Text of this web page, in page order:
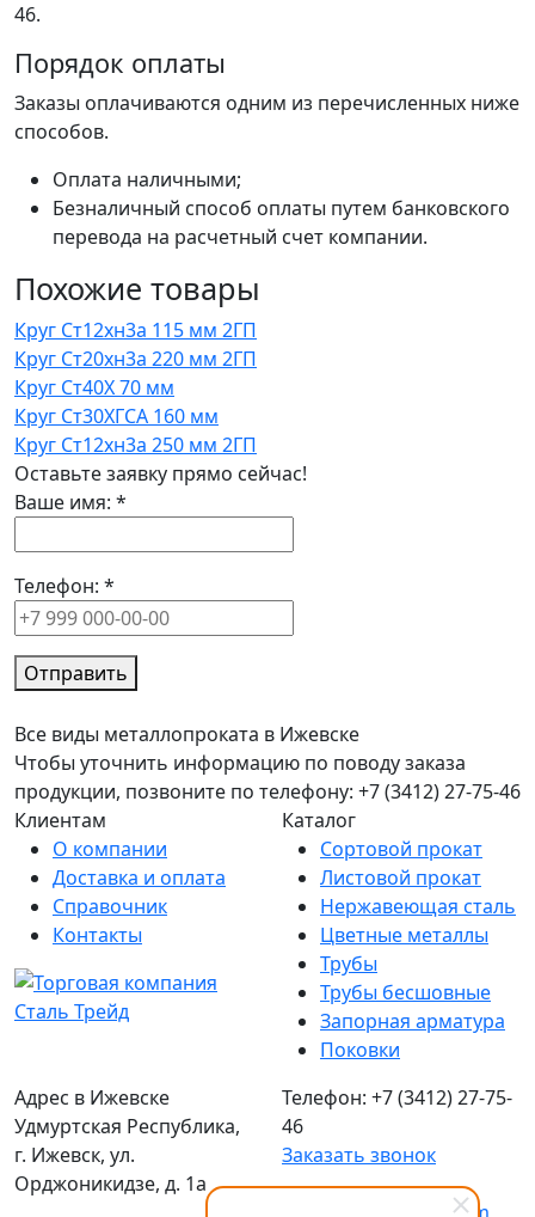
46.
Порядок оплаты
Заказы оплачиваются одним из перечисленных ниже
способов.
Оплата наличными;
Безналичный способ оплаты путем банковского
перевода на расчетный счет компании.
Похожие товары
Круг Ст12хн3а 115 мм 2ГП
Круг Ст20хн3а 220 мм 2ГП
Круг Ст40Х 70 мм
Круг Ст30ХГСА 160 мм
Круг Ст12хн3а 250 мм 2ГП
Оставьте заявку прямо сейчас!
Ваше имя: *
Телефон: *
Отправить
Все виды металлопроката в Ижевске
Чтобы уточнить информацию по поводу заказа
продукции, позвоните по телефону: +7 (3412) 27-75-46
Клиентам
О компании
Доставка и оплата
Справочник
Контакты
Каталог
Сортовой прокат
Листовой прокат
Нержавеющая сталь
Цветные металлы
Трубы
Трубы бесшовные
Запорная арматура
Поковки
Адрес в Ижевске
Удмуртская Республика,
г. Ижевск, ул.
Орджоникидзе, д. 1а
Телефон: +7 (3412) 27-75-
46
Заказать звонок